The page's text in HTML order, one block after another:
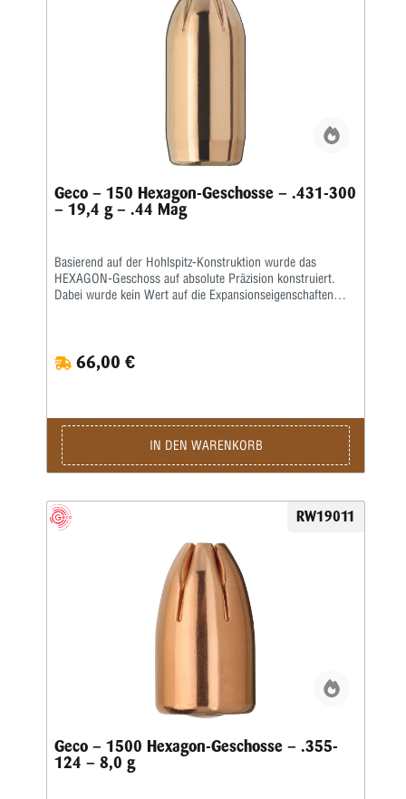
Geco – 150 Hexagon-Geschosse – .431-300
– 19,4 g – .44 Mag
Basierend auf der Hohlspitz-Konstruktion wurde das
HEXAGON-Geschoss auf absolute Präzision konstruiert.
Dabei wurde kein Wert auf die Expansionseigenschaften
Präzisionspatronen für höchste sportliche Ansprüche •
Präzisions-Hülse und Hochleistungspulver für beste
Emission • Vorteilhafte aerodynamische Form und
Stabilisierungsrillen für optimale Flugbedingungen •
Verbesserte Führung im Lauf durch das lange zylindrische
Geschossteil
66,00 €
IN DEN WARENKORB
RW19011
Geco – 1500 Hexagon-Geschosse – .355-
124 – 8,0 g